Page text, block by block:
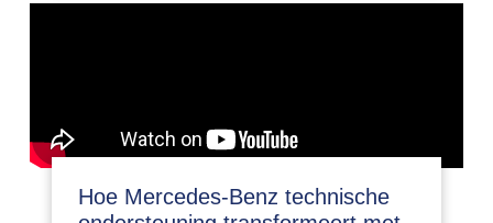
Hoe Mercedes-Benz technische